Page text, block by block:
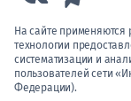
На сайте
технологии
систематизации и
пользователей сети
Федерации).